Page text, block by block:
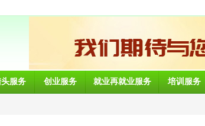
服务 创业服务 就业再就业服务 培训服务